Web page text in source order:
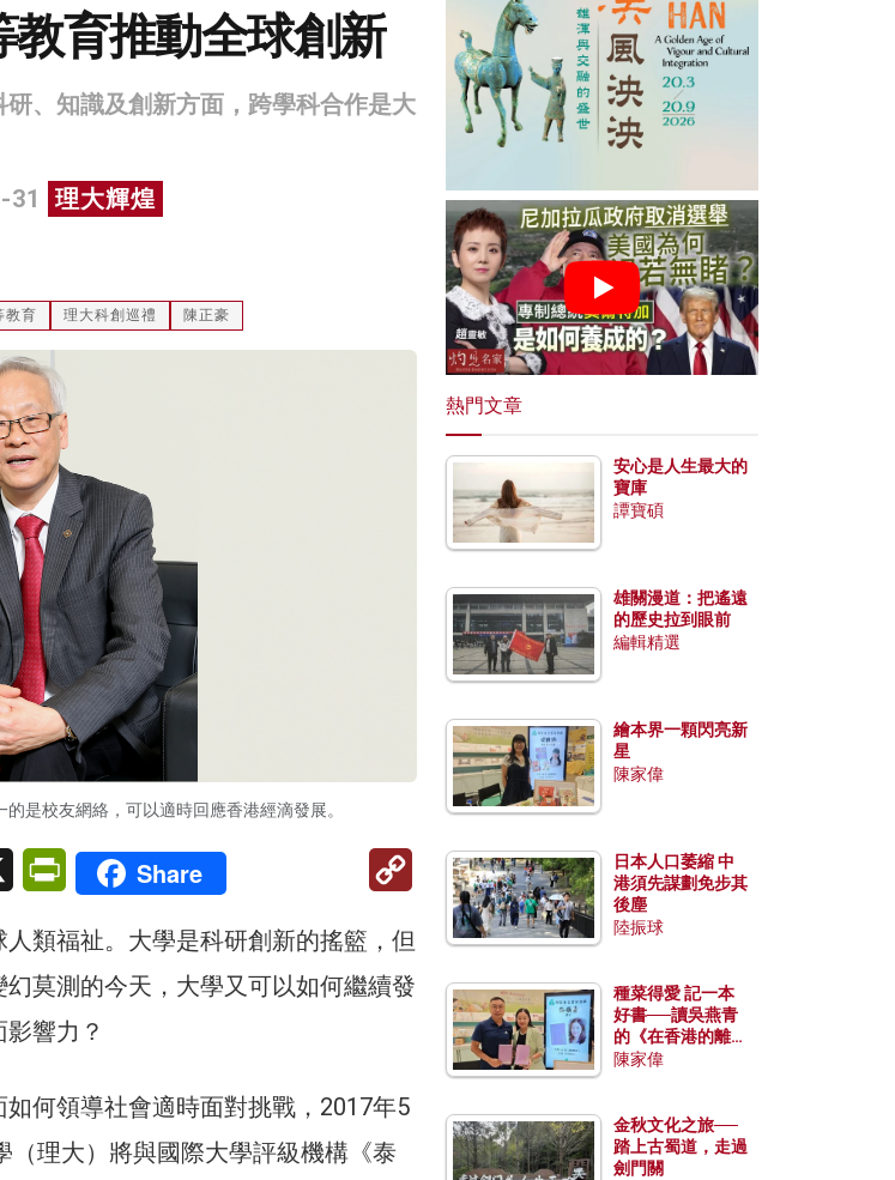
教育推動全球創新
、知識及創新方面，跨學科合作是大
31 理大輝煌
教育 理大科創巡禮 陳正豪
是校友網絡，可以適時回應香港經滴發展。
X PrintFriendly
Share
Copy
類福祉。大學是科研創新的搖籃，但
莫測的今天，大學又可以如何繼續發
響力？
何領導社會適時面對挑戰，2017年5
（理大）將與國際大學評級機構《泰
熱門文章
安心是人生最大的
寶庫
譚寶碩
雄關漫道：把遙遠
的歷史拉到眼前
編輯精選
繪本界一顆閃亮新
星
陳家偉
日本人口萎縮 中
港須先謀劃免步其
後塵
陸振球
種菜得愛 記一本
好書──讀吳燕青
的《在香港的離島
種菜》
陳家偉
金秋文化之旅──
踏上古蜀道，走過
劍門關